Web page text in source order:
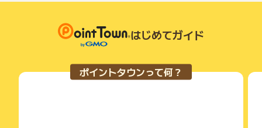
はじめてガイド
ポイントタウンって何？